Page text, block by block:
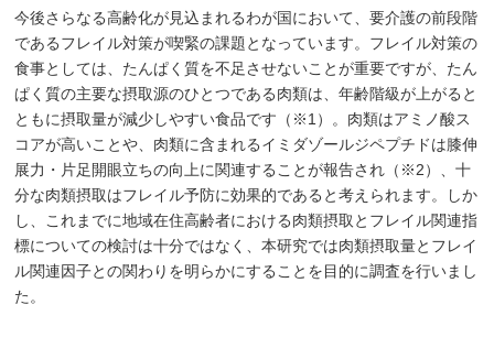
今後さらなる高齢化が見込まれるわが国において、要介護の前段階
であるフレイル対策が喫緊の課題となっています。フレイル対策の
食事としては、たんぱく質を不足させないことが重要ですが、たん
ぱく質の主要な摂取源のひとつである肉類は、年齢階級が上がると
ともに摂取量が減少しやすい食品です（※1）。肉類はアミノ酸ス
コアが高いことや、肉類に含まれるイミダゾールジペプチドは膝伸
展力・片足開眼立ちの向上に関連することが報告され（※2）、十
分な肉類摂取はフレイル予防に効果的であると考えられます。しか
し、これまでに地域在住高齢者における肉類摂取とフレイル関連指
標についての検討は十分ではなく、本研究では肉類摂取量とフレイ
ル関連因子との関わりを明らかにすることを目的に調査を行いまし
た。